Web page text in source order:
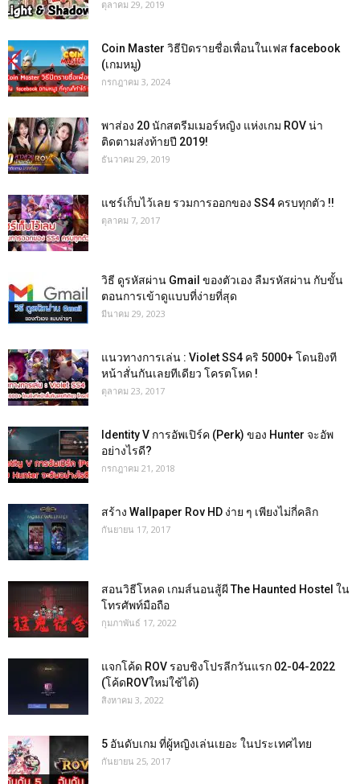
ตุลาคม 29, 2019
Coin Master วิธีปิดรายชื่อเพื่อนในเฟส facebook
(เกมหมู)
กรกฎาคม 3, 2024
พาส่อง 20 นักสตรีมเมอร์หญิง แห่งเกม ROV น่า
ติดตามส่งท้ายปี 2019!
ธันวาคม 29, 2019
แชร์เก็บไว้เลย รวมการออกของ SS4 ครบทุกตัว !!
ตุลาคม 7, 2017
วิธี ดูรหัสผ่าน Gmail ของตัวเอง ลืมรหัสผ่าน กับขั้น
ตอนการเข้าดูแบบที่ง่ายที่สุด
มีนาคม 29, 2023
แนวทางการเล่น : Violet SS4 คริ 5000+ โดนยิงที
หน้าสั่นกันเลยทีเดียว โครตโหด !
ตุลาคม 23, 2017
Identity V การอัพเปิร์ค (Perk) ของ Hunter จะอัพ
อย่างไรดี?
กรกฎาคม 21, 2018
สร้าง Wallpaper Rov HD ง่าย ๆ เพียงไม่กี่คลิก
กันยายน 17, 2017
สอนวิธีโหลด เกมส์นอนสู้ผี The Haunted Hostel ใน
โทรศัพท์มือถือ
กุมภาพันธ์ 17, 2022
แจกโค้ด ROV รอบชิงโปรลีกวันแรก 02-04-2022
(โค้ดROVใหม่ใช้ได้)
สิงหาคม 3, 2022
5 อันดับเกม ที่ผู้หญิงเล่นเยอะ ในประเทศไทย
กันยายน 25, 2017